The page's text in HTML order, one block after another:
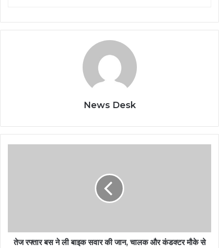
News Desk
तेज रफ्तार बस ने ली बाइक सवार की जान, चालक और कंडक्टर मौके से